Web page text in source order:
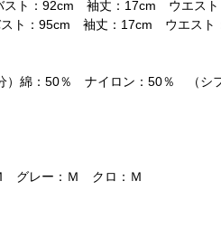
スト：92cm 袖丈：17cm ウエス
ト：95cm 袖丈：17cm ウエスト
）綿：50％ ナイロン：50％ （シ
グレー：Ｍ クロ：Ｍ